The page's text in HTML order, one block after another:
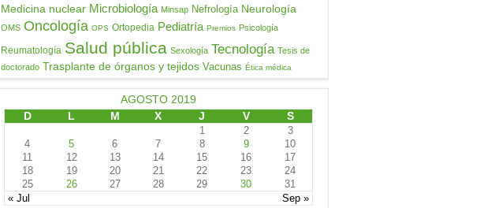
Medicina nuclear Microbiología Minsap Nefrología Neurología
OMS Oncología OPS Ortopedia Pediatría Premios Psicología
Reumatología Salud pública Sexología Tecnología Tesis de
doctorado Trasplante de órganos y tejidos Vacunas Ética médica
AGOSTO 2019
D
L M X J V S
« Jul Sep »
1 2
3
4
5 6 7 8 9
10
11
12 13 14 15 16
17
18
19 20 21 22 23
24
25
26 27 28 29 30 31